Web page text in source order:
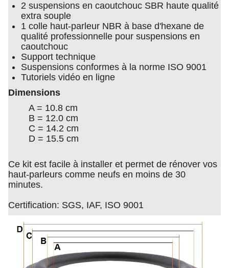
2 suspensions en caoutchouc SBR haute qualité
extra souple
1 colle haut-parleur NBR à base d'hexane de
qualité professionnelle pour suspensions en
caoutchouc
Support technique
Suspensions conformes à la norme ISO 9001
Tutoriels vidéo en ligne
Dimensions
A = 10.8 cm
B = 12.0 cm
C = 14.2 cm
D = 15.5 cm
Ce kit est facile à installer et permet de rénover vos
haut-parleurs comme neufs en moins de 30
minutes.
Certification: SGS, IAF, ISO 9001